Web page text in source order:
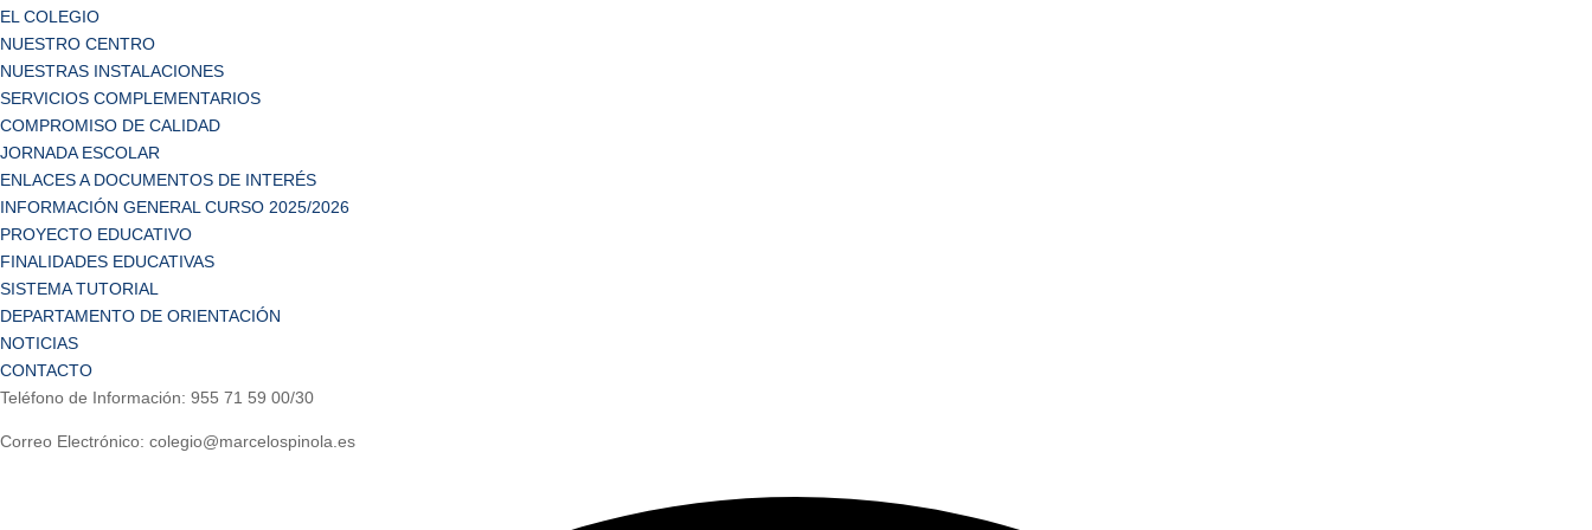
EL COLEGIO
NUESTRO CENTRO
NUESTRAS INSTALACIONES
SERVICIOS COMPLEMENTARIOS
COMPROMISO DE CALIDAD
JORNADA ESCOLAR
ENLACES A DOCUMENTOS DE INTERÉS
INFORMACIÓN GENERAL CURSO 2025/2026
PROYECTO EDUCATIVO
FINALIDADES EDUCATIVAS
SISTEMA TUTORIAL
DEPARTAMENTO DE ORIENTACIÓN
NOTICIAS
CONTACTO
Teléfono de Información: 955 71 59 00/30
Correo Electrónico: colegio@marcelospinola.es